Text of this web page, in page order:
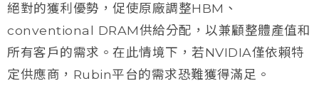
絕對的獲利優勢，促使原廠調整HBM、
conventional DRAM供給分配，以兼顧整體產值和
所有客戶的需求。在此情境下，若NVIDIA僅依賴特
定供應商，Rubin平台的需求恐難獲得滿足。